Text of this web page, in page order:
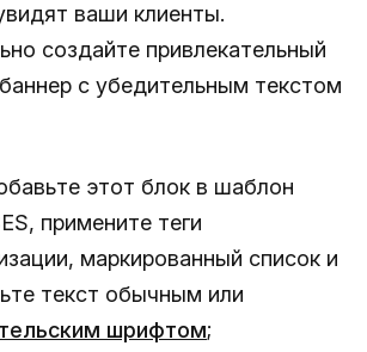
ваши клиенты.
создайте привлекательный
с убедительным текстом
этот блок в шаблон
примените теги
маркированный список и
текст обычным или
шрифтом;